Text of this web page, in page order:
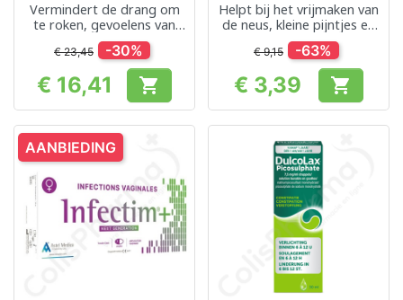
Vermindert de drang om
te roken, gevoelens van
ongemak en
prikkelbaarheid
€ 23,45 -30%
Prijs
€ 16,41 
Helpt bij het vrijmaken van
de neus, kleine pijntjes en
kwaaltjes
€ 9,15 -63%
Prijs
€ 3,39 
AANBIEDING